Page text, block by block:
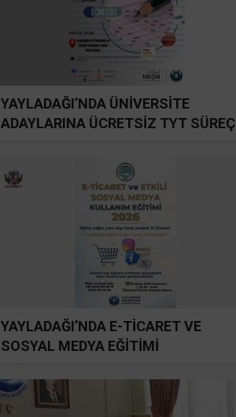
YAYLADAĞI’NDA ÜNİVERSİTE
ADAYLARINA ÜCRETSİZ TYT SÜREÇ
YAYLADAĞI’NDA E-TİCARET VE
SOSYAL MEDYA EĞİTİMİ